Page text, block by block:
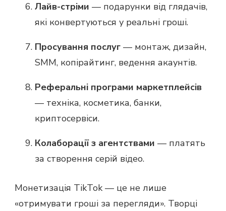
Лайв-стріми — подарунки від глядачів,
які конвертуються у реальні гроші.
Просування послуг — монтаж, дизайн,
SMM, копірайтинг, ведення акаунтів.
Реферальні програми маркетплейсів
— техніка, косметика, банки,
криптосервіси.
Колаборації з агентствами — платять
за створення серій відео.
Монетизація TikTok — це не лише
«отримувати гроші за перегляди». Творці